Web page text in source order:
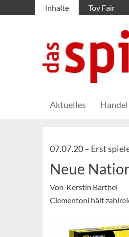
Inhalte Toy Fair
Aktuelles Handel
07.07.20 – Erst
Neue
Von Kerstin Barthel
Clementoni hält